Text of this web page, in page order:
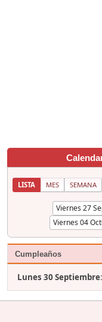
LISTA MES SEMANA
Cumpleaños
Lunes 30 Septiembre: